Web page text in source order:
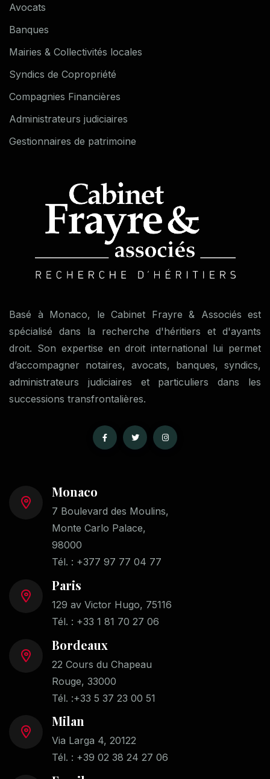
Avocats
Banques
Mairies & Collectivités locales
Syndics de Copropriété
Compagnies Financières
Administrateurs judiciaires
Gestionnaires de patrimoine
Basé à Monaco, le Cabinet Frayre & Associés est
spécialisé dans la recherche d'héritiers et d'ayants
droit. Son expertise en droit international lui permet
d’accompagner notaires, avocats, banques, syndics,
administrateurs judiciaires et particuliers dans les
successions transfrontalières.
Monaco
7 Boulevard des Moulins,
Monte Carlo Palace,
98000
Tél. : +377 97 77 04 77
Paris
129 av Victor Hugo, 75116
Tél. : +33 1 81 70 27 06
Bordeaux
22 Cours du Chapeau
Rouge, 33000
Tél. :+33 5 37 23 00 51
Milan
Via Larga 4, 20122
Tél. : +39 02 38 24 27 06